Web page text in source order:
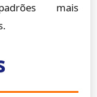
mais